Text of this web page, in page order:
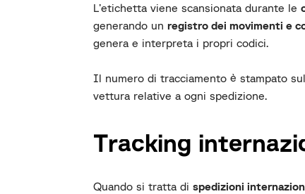
L’etichetta viene scansionata durante le
generando un registro dei movimenti e
genera e interpreta i propri codici.
Il numero di tracciamento è stampato
vettura relative a ogni spedizione.
Tracking
Quando si tratta di spedizioni